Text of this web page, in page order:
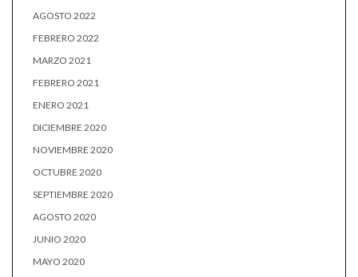
AGOSTO 2022
FEBRERO 2022
MARZO 2021
FEBRERO 2021
ENERO 2021
DICIEMBRE 2020
NOVIEMBRE 2020
OCTUBRE 2020
SEPTIEMBRE 2020
AGOSTO 2020
JUNIO 2020
MAYO 2020